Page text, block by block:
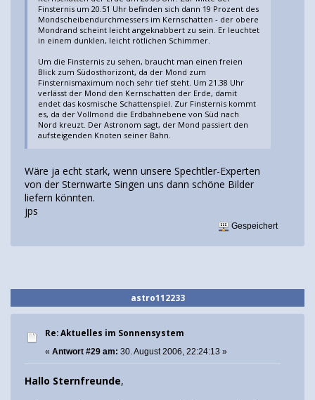
Finsternis um 20.51 Uhr befinden sich dann 19 Prozent des
Mondscheibendurchmessers im Kernschatten - der obere
Mondrand scheint leicht angeknabbert zu sein. Er leuchtet
in einem dunklen, leicht rötlichen Schimmer.
Um die Finsternis zu sehen, braucht man einen freien
Blick zum Südosthorizont, da der Mond zum
Finsternismaximum noch sehr tief steht. Um 21.38 Uhr
verlässt der Mond den Kernschatten der Erde, damit
endet das kosmische Schattenspiel. Zur Finsternis kommt
es, da der Vollmond die Erdbahnebene von Süd nach
Nord kreuzt. Der Astronom sagt, der Mond passiert den
aufsteigenden Knoten seiner Bahn.
Wäre ja echt stark, wenn unsere Spechtler-Experten
von der Sternwarte Singen uns dann schöne Bilder
liefern könnten.
jps
Gespeichert
astro112233
Re: Aktuelles im Sonnensystem
« Antwort #29 am: 30. August 2006, 22:24:13 »
Hallo Sternfreunde,